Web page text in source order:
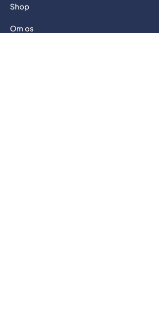
Shop
Om os